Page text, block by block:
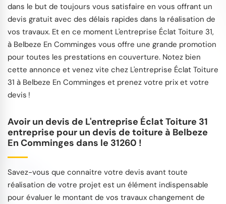
dans le but de toujours vous satisfaire en vous offrant un
devis gratuit avec des délais rapides dans la réalisation de
vos travaux. Et en ce moment L'entreprise Éclat Toiture 31,
à Belbeze En Comminges vous offre une grande promotion
pour toutes les prestations en couverture. Notez bien
cette annonce et venez vite chez L'entreprise Éclat Toiture
31 à Belbeze En Comminges et prenez votre prix et votre
devis !
Avoir un devis de L'entreprise Éclat Toiture 31
entreprise pour un devis de toiture à Belbeze
En Comminges dans le 31260 !
Savez-vous que connaitre votre devis avant toute
réalisation de votre projet est un élément indispensable
pour évaluer le montant de vos travaux changement de